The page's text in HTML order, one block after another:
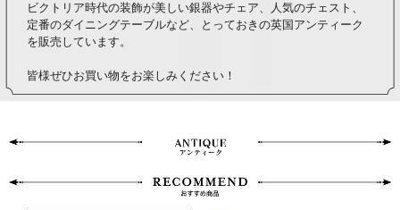
ビクトリア時代の装飾が美しい銀器やチェア、人気のチェスト、
定番のダイニングテーブルなど、とっておきの英国アンティーク
を販売しています。
皆様ぜひお買い物をお楽しみください！